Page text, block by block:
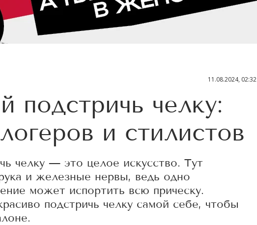
11.08.2024, 02:32
подстричь челку:
и стилистов
челку — это целое искусство. Тут
и железные нервы, ведь одно
может испортить всю прическу.
подстричь челку самой себе, чтобы